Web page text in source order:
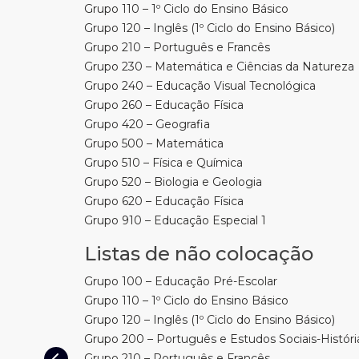
Grupo 110 – 1º Ciclo do Ensino Básico
Grupo 120 – Inglês (1º Ciclo do Ensino Básico)
Grupo 210 – Português e Francês
Grupo 230 – Matemática e Ciências da Natureza
Grupo 240 – Educação Visual Tecnológica
Grupo 260 – Educação Física
Grupo 420 – Geografia
Grupo 500 – Matemática
Grupo 510 – Física e Química
Grupo 520 – Biologia e Geologia
Grupo 620 – Educação Física
Grupo 910 – Educação Especial 1
Listas de não colocação
Grupo 100 – Educação Pré-Escolar
Grupo 110 – 1º Ciclo do Ensino Básico
Grupo 120 – Inglês (1º Ciclo do Ensino Básico)
Grupo 200 – Português e Estudos Sociais-